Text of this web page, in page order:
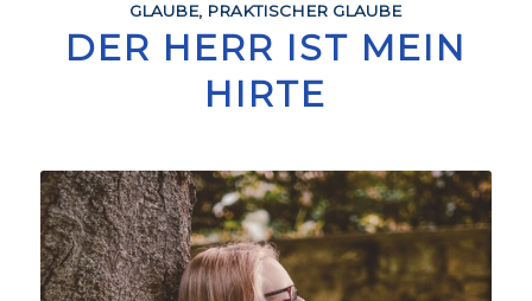
GLAUBE, PRAKTISCHER GLAUBE
DER HERR IST MEIN
HIRTE